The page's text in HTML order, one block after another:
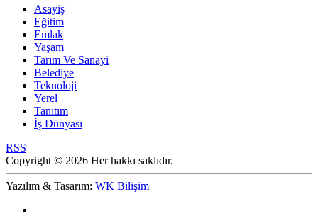
Asayiş
Eğitim
Emlak
Yaşam
Tarım Ve Sanayi
Belediye
Teknoloji
Yerel
Tanıtım
İş Dünyası
RSS
Copyright © 2026 Her hakkı saklıdır.
Yazılım & Tasarım: WK Bilişim